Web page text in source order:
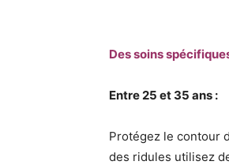
Des soins
Entre 25 et 35 ans :
Protégez le contour
des ridules utilisez